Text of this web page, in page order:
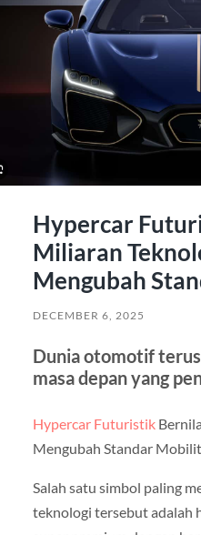
Hypercar
Miliaran
Mengubah
DECEMBER 6, 2025
Dunia otomotif
masa depan yang
Hypercar Futuristik
Mengubah Standar
Salah satu simbol paling
teknologi tersebut adalah